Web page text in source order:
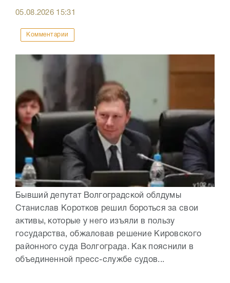
05.08.2026 15:31
Комментарии
Бывший депутат Волгоградской облдумы
Станислав Коротков решил бороться за свои
активы, которые у него изъяли в пользу
государства, обжаловав решение Кировского
районного суда Волгограда. Как пояснили в
объединенной пресс-службе судов...